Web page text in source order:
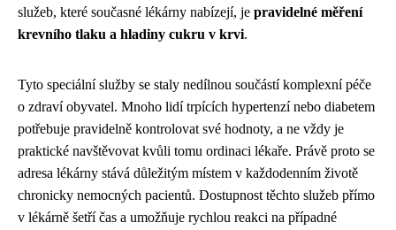
služeb, které současné lékárny nabízejí, je pravidelné měření
krevního tlaku a hladiny cukru v krvi.
Tyto speciální služby se staly nedílnou součástí komplexní péče
o zdraví obyvatel. Mnoho lidí trpících hypertenzí nebo diabetem
potřebuje pravidelně kontrolovat své hodnoty, a ne vždy je
praktické navštěvovat kvůli tomu ordinaci lékaře. Právě proto se
adresa lékárny stává důležitým místem v každodenním životě
chronicky nemocných pacientů. Dostupnost těchto služeb přímo
v lékárně šetří čas a umožňuje rychlou reakci na případné